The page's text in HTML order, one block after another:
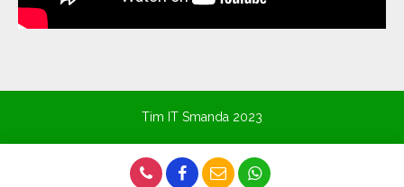
Tim IT Smanda 2023